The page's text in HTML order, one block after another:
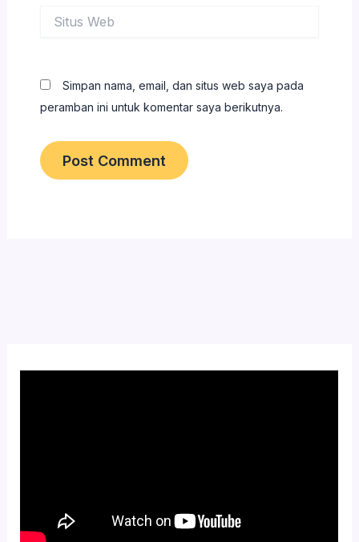
Web
Simpan nama, email, dan situs web saya pada
peramban ini untuk komentar saya berikutnya.